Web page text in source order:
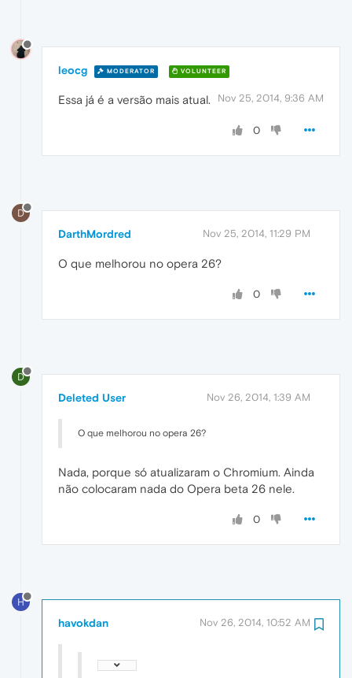
leocg MODERATOR VOLUNTEER
Nov 25, 2014, 9:36 AM
Essa já é a versão mais atual.
0
D
DarthMordred Nov 25, 2014, 11:29 PM
O que melhorou no opera 26?
0
D
Deleted User Nov 26, 2014, 1:39 AM
O que melhorou no opera 26?
Nada, porque só atualizaram o Chromium. Ainda
não colocaram nada do Opera beta 26 nele.
0
H
havokdan Nov 26, 2014, 10:52 AM